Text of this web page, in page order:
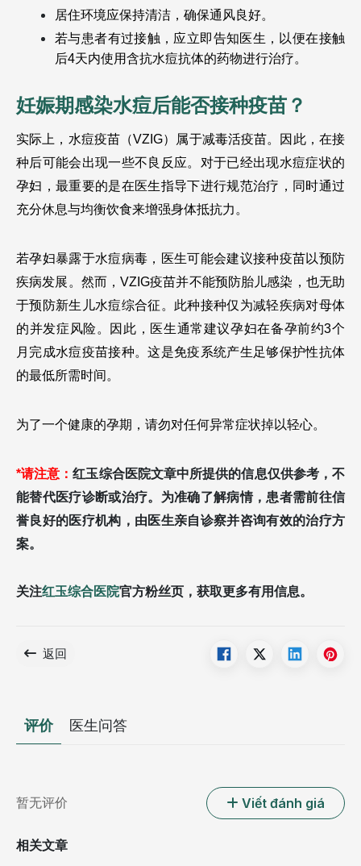
居住环境应保持清洁，确保通风良好。
若与患者有过接触，应立即告知医生，以便在接触
后4天内使用含抗水痘抗体的药物进行治疗。
妊娠期感染水痘后能否接种疫苗？
实际上，水痘疫苗（VZIG）属于减毒活疫苗。因此，在接
种后可能会出现一些不良反应。对于已经出现水痘症状的
孕妇，最重要的是在医生指导下进行规范治疗，同时通过
充分休息与均衡饮食来增强身体抵抗力。
若孕妇暴露于水痘病毒，医生可能会建议接种疫苗以预防
疾病发展。然而，VZIG疫苗并不能预防胎儿感染，也无助
于预防新生儿水痘综合征。此种接种仅为减轻疾病对母体
的并发症风险。因此，医生通常建议孕妇在备孕前约3个
月完成水痘疫苗接种。这是免疫系统产生足够保护性抗体
的最低所需时间。
为了一个健康的孕期，请勿对任何异常症状掉以轻心。
*请注意：红玉综合医院文章中所提供的信息仅供参考，不
能替代医疗诊断或治疗。为准确了解病情，患者需前往信
誉良好的医疗机构，由医生亲自诊察并咨询有效的治疗方
案。
关注红玉综合医院官方粉丝页，获取更多有用信息。
返回
评价 医生问答
暂无评价 Viết đánh giá
相关文章